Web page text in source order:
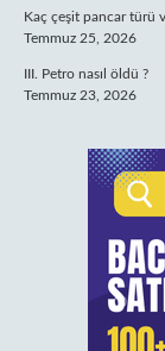
Kaç çeşit pancar türü
Temmuz 25, 2026
III. Petro nasıl öldü ?
Temmuz 23, 2026